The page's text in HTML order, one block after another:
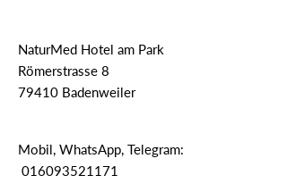
NaturMed Hotel am Park
Römerstrasse 8
79410 Badenweiler
Mobil, WhatsApp, Telegram:
016093521171